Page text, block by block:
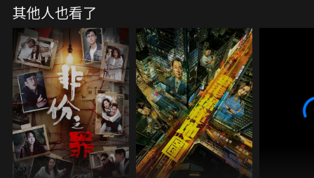
其他人也看了